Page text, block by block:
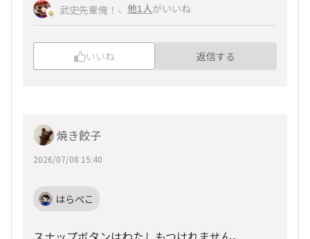
武史先輩俺！ 、 他1人がいいね
いいね 返信する
焼き餃子
2026/07/08 15:40
はらぺこ